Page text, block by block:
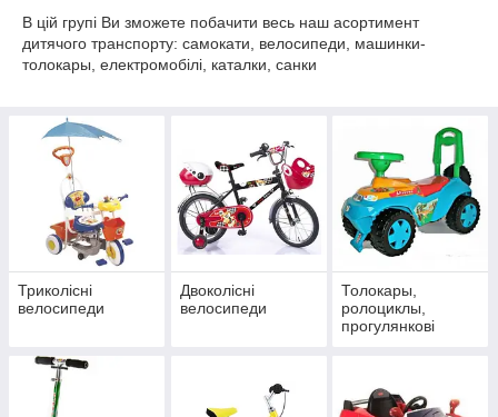
В цій групі Ви зможете побачити весь наш асортимент
дитячого транспорту: самокати, велосипеди, машинки-
толокары, електромобілі, каталки, санки
Триколісні
велосипеди
Двоколісні
велосипеди
Толокары,
ролоциклы,
прогулянкові